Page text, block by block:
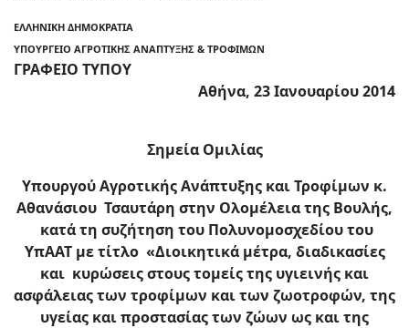
ΕΛΛΗΝΙΚΗ ΔΗΜΟΚΡΑΤΙΑ
ΥΠΟΥΡΓΕΙΟ ΑΓΡΟΤΙΚΗΣ ΑΝΑΠΤΥΞΗΣ & ΤΡΟΦΙΜΩΝ
ΓΡΑΦΕΙΟ ΤΥΠΟΥ
Αθήνα, 23 Ιανουαρίου 2014
Σημεία Ομιλίας
Υπουργού Αγροτικής Ανάπτυξης και Τροφίμων κ.
Αθανάσιου Τσαυτάρη στην Ολομέλεια της Βουλής,
κατά τη συζήτηση του Πολυνομοσχεδίου του
ΥπΑΑΤ με τίτλο «Διοικητικά μέτρα, διαδικασίες
και κυρώσεις στους τομείς της υγιεινής και
ασφάλειας των τροφίμων και των ζωοτροφών, της
υγείας και προστασίας των ζώων ως και της